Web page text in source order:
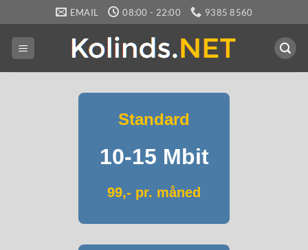
til
indhold
EMAIL 08:00 - 22:00 9385 8560
Standard
10-15 Mbit
99,- pr. måned